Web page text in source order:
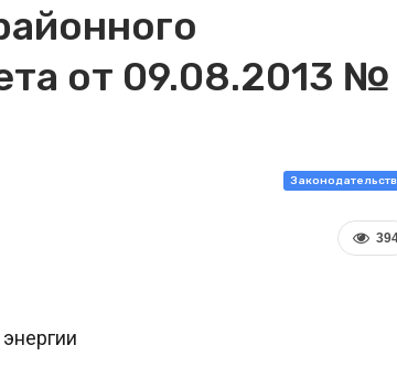
от 09.08.2013 №